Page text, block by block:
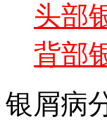
头部
背部
银屑病